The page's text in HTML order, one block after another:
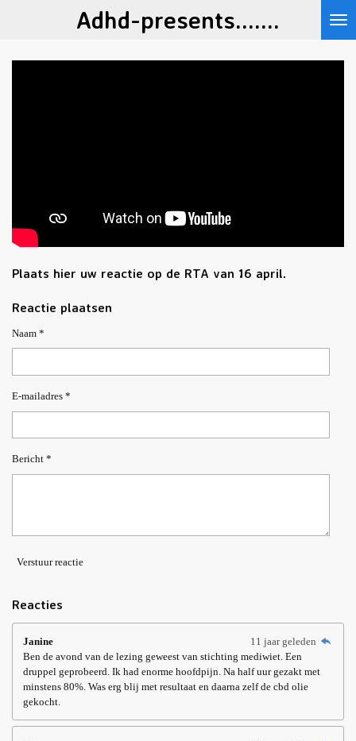
de
Adhd-presents.......
Plaats hier uw reactie op de RTA van 16 april.
Reactie plaatsen
Naam *
E-mailadres *
Bericht *
Verstuur reactie
Reacties
Janine
11 jaar geleden
Ben de avond van de lezing geweest van stichting mediwiet. Een
druppel geprobeerd. Ik had enorme hoofdpijn. Na half uur gezakt met
minstens 80%. Was erg blij met resultaat en daarna zelf de cbd olie
gekocht.